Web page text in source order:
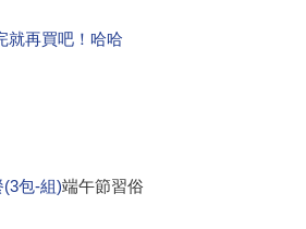
就再買吧！哈哈
(3包-組)端午節習俗